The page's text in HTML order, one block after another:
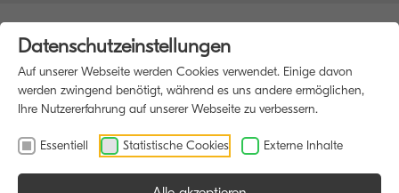
Datenschutzeinstellungen
Auf unserer Webseite werden Cookies verwendet. Einige davon
werden zwingend benötigt, während es uns andere ermöglichen,
Ihre Nutzererfahrung auf unserer Webseite zu verbessern.
Essentiell Statistische Cookies Externe Inhalte